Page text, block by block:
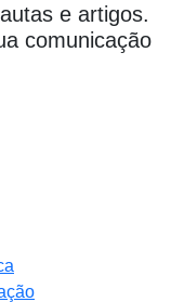
e artigos.
comunicação